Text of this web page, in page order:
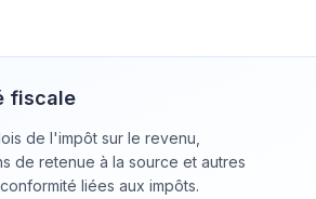
fiscale
de l'impôt sur le revenu,
de retenue à la source et autres
liées aux impôts.